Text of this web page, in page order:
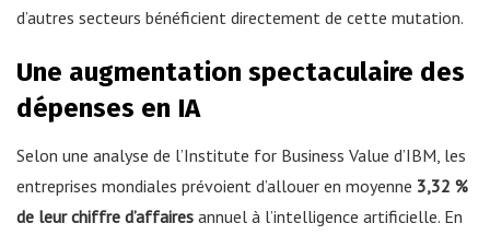
d’autres secteurs bénéficient directement de cette mutation.
Une augmentation spectaculaire des
dépenses en IA
Selon une analyse de l’Institute for Business Value d’IBM, les
entreprises mondiales prévoient d’allouer en moyenne 3,32 %
de leur chiffre d’affaires annuel à l’intelligence artificielle. En